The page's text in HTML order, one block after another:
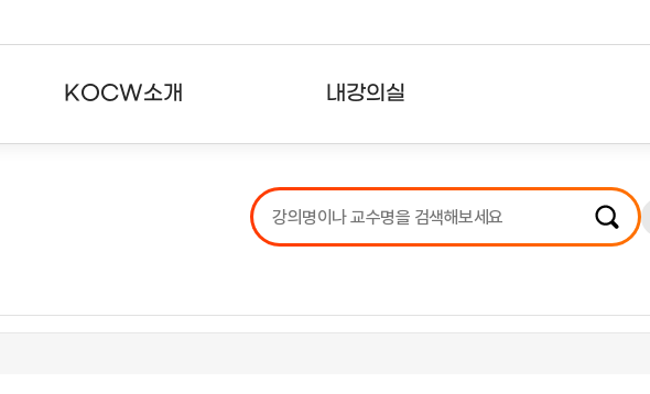
KOCW소개 내강의실
강의리스트
수강확인증강의